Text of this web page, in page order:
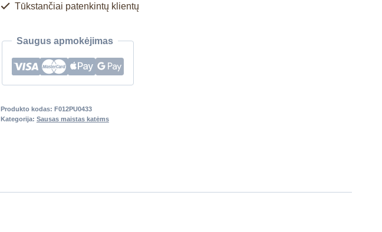
Tūkstančiai patenkintų klientų
Saugus apmokėjimas
Produkto kodas: F012PU0433
Kategorija: Sausas maistas katėms